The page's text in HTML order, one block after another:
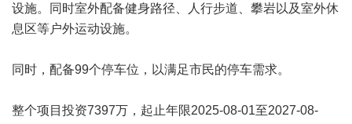
设施。同时室外配备健身路径、人行步道、攀岩以及室外休
息区等户外运动设施。
同时，配备99个停车位，以满足市民的停车需求。
整个项目投资7397万，起止年限2025-08-01至2027-08-